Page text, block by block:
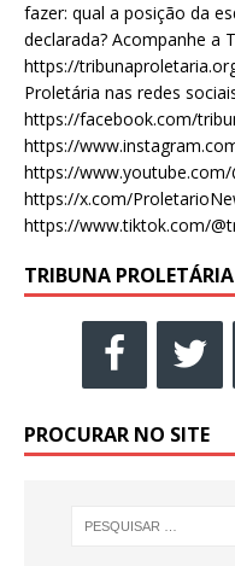
fazer: qual a posição da
declarada? Acompanhe a
https://
Proletária nas redes
https://facebook.com/
https://
https://www.youtube.com/
https://x.com/
https://www.tiktok.com/
TRIBUNA
PROCURAR NO SITE